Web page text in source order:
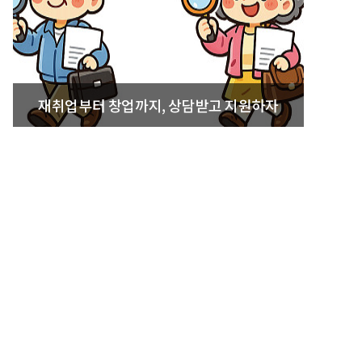
재취업부터 창업까지, 상담받고 지원하자